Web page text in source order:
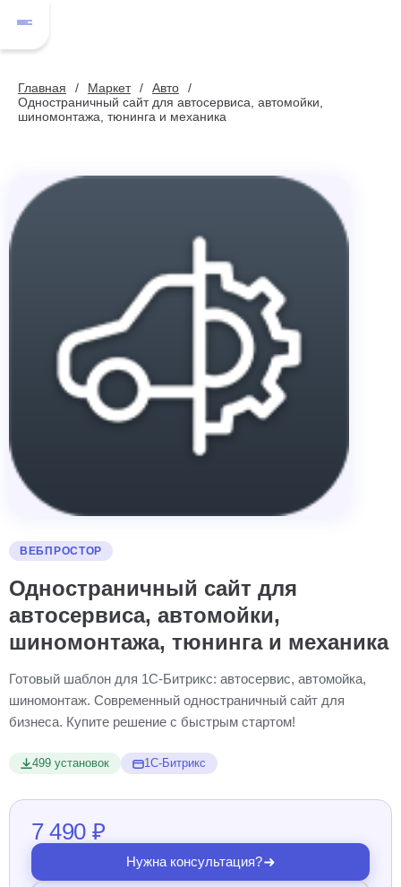
Главная Маркет
Авто
Одностраничный сайт для автосервиса, автомойки,
шиномонтажа, тюнинга и механика
ВЕБПРОСТОР
Одностраничный сайт для
автосервиса, автомойки,
шиномонтажа, тюнинга и механика
Готовый шаблон для 1С-Битрикс: автосервис, автомойка,
шиномонтаж. Современный одностраничный сайт для
бизнеса. Купите решение с быстрым стартом!
499 установок 1С-Битрикс
7 490 ₽
Нужна консультация?